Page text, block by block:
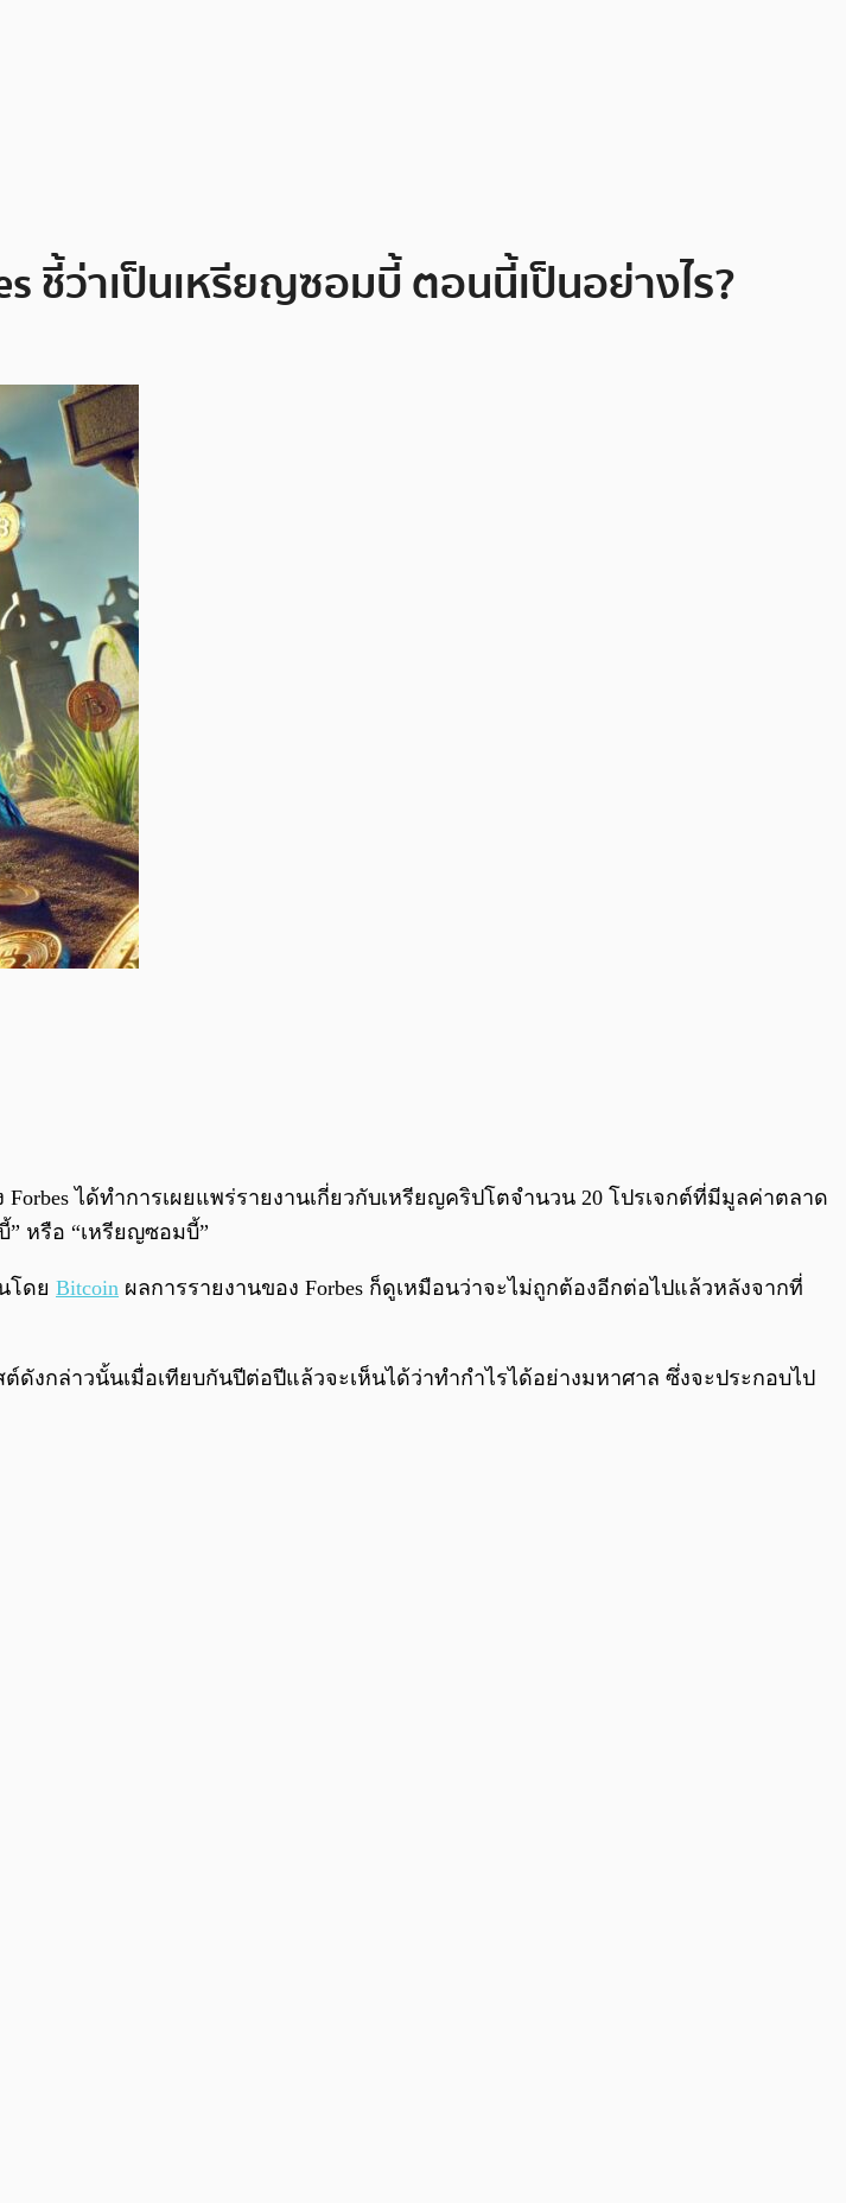
ชี้ว่าเป็นเหรียญซอมบี้ ตอนนี้เป็นอย่างไร?
0:00/
ได้ทำการเผยแพร่รายงานเกี่ยวกับเหรียญคริปโตจำนวน 20 โปรเจกต์ที่มีมูลค่าตลาด
หรือ “เหรียญซอมบี้”
โดย Bitcoin ผลการรายงานของ Forbes ก็ดูเหมือนว่าจะไม่ถูกต้องอีกต่อไปแล้วหลังจากที่
ดังกล่าวนั้นเมื่อเทียบกันปีต่อปีแล้วจะเห็นได้ว่าทำกำไรได้อย่างมหาศาล ซึ่งจะประกอบไป